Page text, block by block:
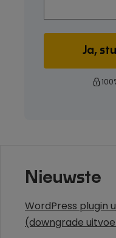
Nieuwste
WordPress plugin
(downgrade